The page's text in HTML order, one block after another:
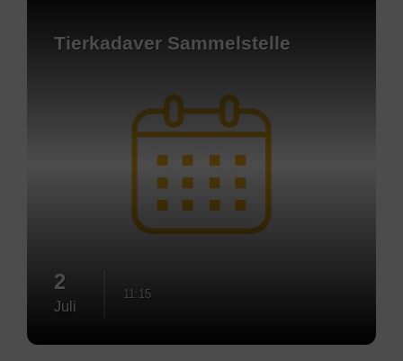
Tierkadaver Sammelstelle
2
Juli
11:15